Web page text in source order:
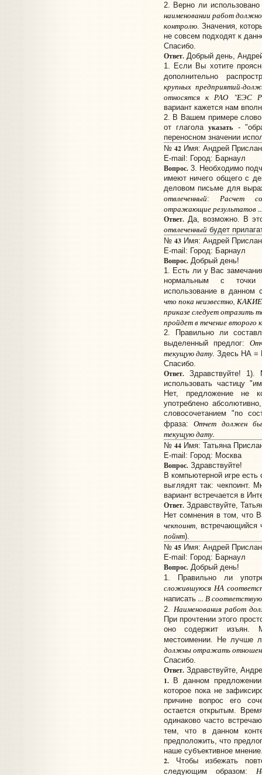
2. Верно ли
наименовании работ
контролю. Значения,
не совсем подходят к
Спасибо.
Ответ.Добрый день,
1. Если Вы хотите
дополнительно
крупных предприятий-
относятся к РАО "ЕЭС
вариант кажется нам
2. В Вашем примере
от глаголауказать -
переносном значении
№ 42Имя: Андрей
E-mail: Город: Барнаул
Вопрос.3. Необходимо
имеют ничего общего с
деловом письме для
отвлеченный:Расчет
отражающие результатов
Ответ.Да, возможно. В
отвлеченныйбудет
№ 43Имя: Андрей
E-mail: Город: Барнаул
Вопрос.Добрый день!
1. Есть ли у Вас
нормальным с точки
использование в данном
что пока неизвестно,
приказе следует отразить
пройдет в течение второго
2. Правильно ли
выделенный предлог:
текущую дату. Здесь НА
Спасибо.
Ответ.Здравствуйте! 1).
использовать частицу
Нет, предложение не
употреблено
словосочетанием "по
фраза:Отчет должен
текущую дату.
№ 44Имя: Татьяна
E-mail: Город: Москва
Вопрос.Здравствуйте!
В компьютерной игре
выглядят так: чекпоинт.
вариант встречается в
Ответ.Здравствуйте,
Нет сомнения в том, что
чекпоинт, встречающийся
пойнт).
№ 45Имя: Андрей
E-mail: Город: Барнаул
Вопрос.Добрый день!
1. Правильно ли
сложившуюся НА
написать ... В
2. Наименования работ
При прочтении этого
оно содержит изъян.
местоимении. Не лучше
должны отражать
Спасибо.
Ответ.Здравствуйте,
1.В данном
которое пока не
причине вопрос его
остается открытым.
одинаково часто
тем, что в данном
предположить, что
наше субъективное
2.Чтобы избежать
следующим образом: